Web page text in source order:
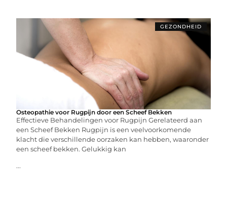
GEZONDHEID
Osteopathie voor Rugpijn door een Scheef Bekken
Effectieve Behandelingen voor Rugpijn Gerelateerd aan
een Scheef Bekken Rugpijn is een veelvoorkomende
klacht die verschillende oorzaken kan hebben, waaronder
een scheef bekken. Gelukkig kan
...